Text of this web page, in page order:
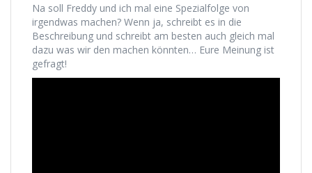
Na soll Freddy und ich mal eine Spezialfolge von
irgendwas machen? Wenn ja, schreibt es in die
Beschreibung und schreibt am besten auch gleich mal
dazu was wir den machen könnten… Eure Meinung ist
gefragt!